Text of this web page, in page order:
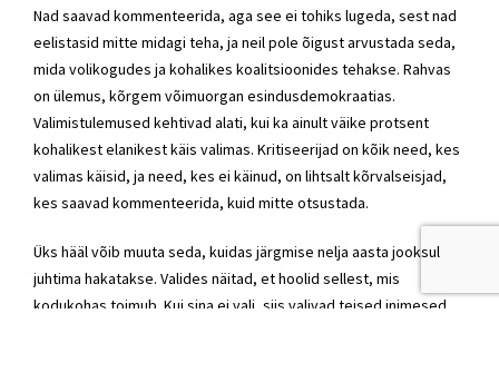
Nad saavad kommenteerida, aga see ei tohiks lugeda, sest nad
eelistasid mitte midagi teha, ja neil pole õigust arvustada seda,
mida volikogudes ja kohalikes koalitsioonides tehakse. Rahvas
on ülemus, kõrgem võimuorgan esindusdemokraatias.
Valimistulemused kehtivad alati, kui ka ainult väike protsent
kohalikest elanikest käis valimas. Kritiseerijad on kõik need, kes
valimas käisid, ja need, kes ei käinud, on lihtsalt kõrvalseisjad,
kes saavad kommenteerida, kuid mitte otsustada.
Üks hääl võib muuta seda, kuidas järgmise nelja aasta jooksul
juhtima hakatakse. Valides näitad, et hoolid sellest, mis
kodukohas toimub. Kui sina ei vali, siis valivad teised inimesed,